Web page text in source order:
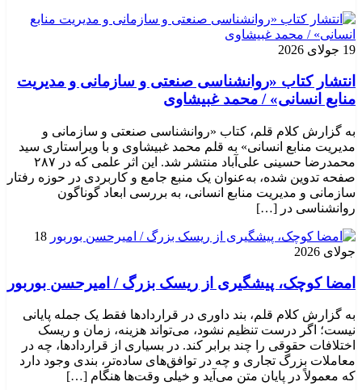
19 جولای 2026
انتشار کتاب «روانشناسی صنعتی و سازمانی و مدیریت
منابع انسانی» / محمد غبیشاوی
به گزارش کلام قلم، کتاب «روانشناسی صنعتی و سازمانی و
مدیریت منابع انسانی» به قلم محمد غبیشاوی و با ویراستاری سید
محمدرضا حسینی علی‌آباد منتشر شد. این اثر علمی که در ۲۸۷
صفحه تدوین شده، به‌عنوان یک منبع جامع و کاربردی در حوزه رفتار
سازمانی و مدیریت منابع انسانی، به بررسی ابعاد گوناگون
روانشناسی در […]
18
جولای 2026
امضا کوچک، پیشگیری از ریسک بزرگ / امیرحسن بوربور
به گزارش کلام قلم، بند داوری در قراردادها فقط یک جمله پایانی
نیست؛ اگر درست تنظیم نشود، می‌تواند هزینه، زمان و ریسک
اختلافات حقوقی را چند برابر کند. در بسیاری از قراردادها، چه در
معاملات بزرگ تجاری و چه در توافق‌های ساده‌تر، بندی وجود دارد
که معمولاً در پایان متن می‌آید و خیلی وقت‌ها هنگام […]